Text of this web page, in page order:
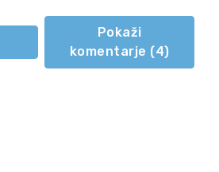
Pokaži
komentarje (4)